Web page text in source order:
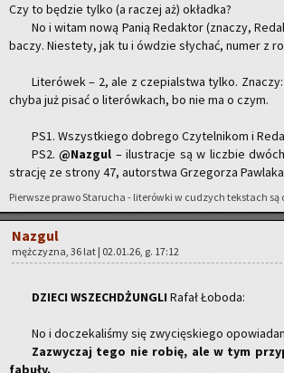
Czy to bę­dzie tylko (a ra­czej aż) okład­ka?
No i witam nową Panią Re­dak­tor (zna­czy,
ba­czy. Nie­ste­ty, jak tu i ów­dzie sły­chać, numer z
Li­te­ró­wek – 2, ale z cze­pial­stwa tylko.
chyba już pisać o li­te­rów­kach, bo nie ma o czym.
PS1. Wszyst­kie­go do­bre­go Czy­tel­ni­kom i
PS2.@Na­zgul – ilu­stra­cje są w licz­bie
stra­cję ze stro­ny 47, au­tor­stwa Grze­go­rza
Pierw­sze prawo Sta­ru­cha - li­te­rów­ki w cu­dzych tek­stach
Na­zgul
męż­czy­zna, 36 lat | 02.01.26, g. 17:12
DZIE­CI WSZECH­DŻUN­GLI Rafał Ło­bo­da:
No i do­cze­ka­li­śmy się zwy­cię­skie­go
Za­zwy­czaj tego nie robię, ale w tym
fa­bu­ły.